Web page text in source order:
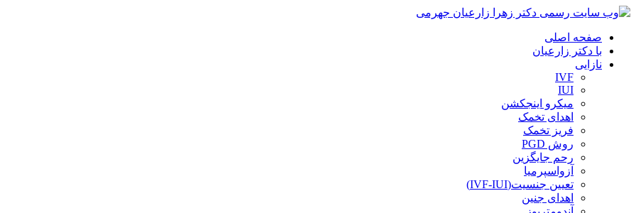
صفحه اصلی
با دکتر زارعیان
نازایی
IVF
IUI
میکرو اینجکشن
اهدای تخمک
فریز تخمک
روش PGD
رحم جایگزین
آزواسپرمیا
تعیین جنسیت(IVF-IUI)
اهدای جنین